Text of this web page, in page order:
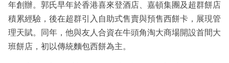
年創辦。郭氏早年於香港喜來登酒店、嘉頓集團及超群餅店
積累經驗，後在超群引入自助式售賣與預售西餅卡，展現管
理天賦。同年，他與友人合資在牛頭角淘大商場開設首間大
班餅店，初以傳統麵包西餅為主。